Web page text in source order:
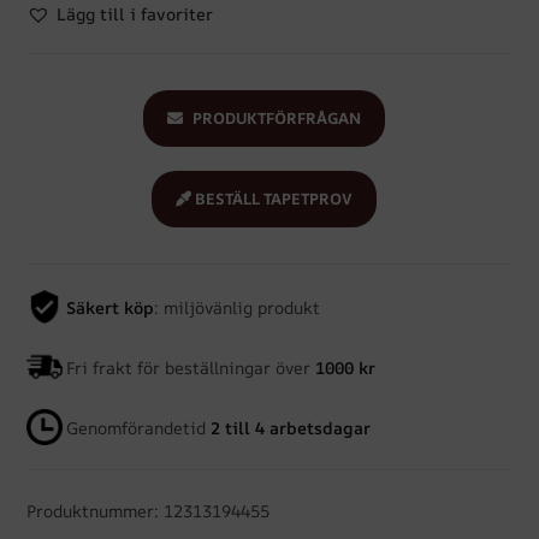
Lägg till i favoriter
BESTÄLL TAPETPROV
PRODUKTFÖRFRÅGAN
Säkert köp: miljövänlig produkt
Fri frakt för beställningar över 1000 kr
Genomförandetid 2 till 4 arbetsdagar
Produktnummer: 12313194455